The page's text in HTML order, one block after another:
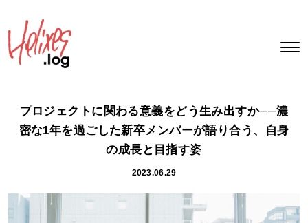
プロジェクトに関わる意義をどう生み出すか──濃
密な1年を過ごした新卒メンバーが語り合う、自身
の成長と目指す姿
2023.06.29